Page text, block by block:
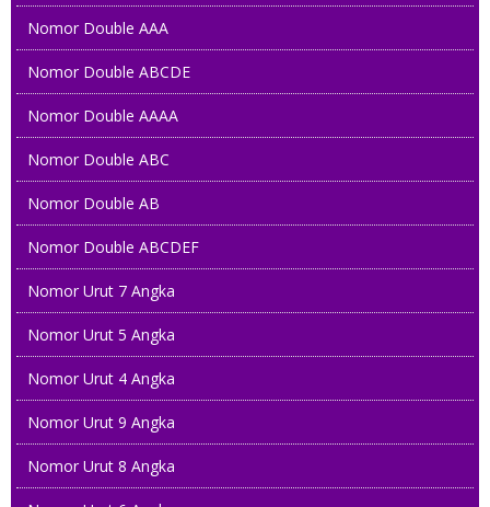
Nomor Double AAA
Nomor Double ABCDE
Nomor Double AAAA
Nomor Double ABC
Nomor Double AB
Nomor Double ABCDEF
Nomor Urut 7 Angka
Nomor Urut 5 Angka
Nomor Urut 4 Angka
Nomor Urut 9 Angka
Nomor Urut 8 Angka